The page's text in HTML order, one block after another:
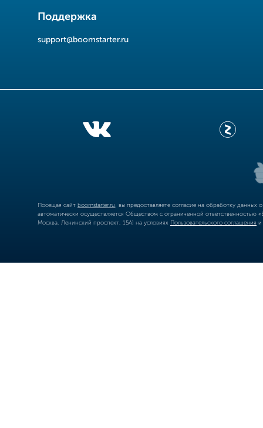
Поддержка
support@boomstarter.ru
Посещая сайт boomstarter.ru , вы предоставляете согласие на обработку
автоматически осуществляется Обществом с ограниченной
Москва, Ленинский проспект, 15А) на условиях Пользовательского соглашения и